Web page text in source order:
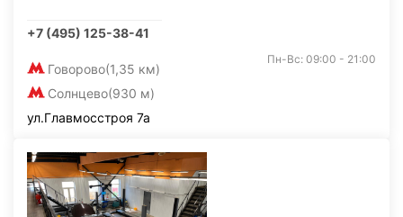
+7 (495) 125-38-41
Говорово(1,35 км)
Солнцево(930 м)
Пн-Вс: 09:00 - 21:00
ул.Главмосстроя 7а